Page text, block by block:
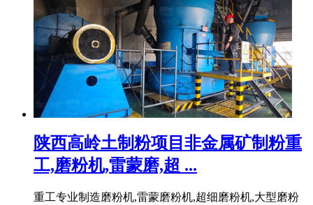
陕西高岭土制粉项目非金属矿制粉重
工,磨粉机,雷蒙磨,超 ...
重工专业制造磨粉机,雷蒙磨粉机,超细磨粉机,大型磨粉